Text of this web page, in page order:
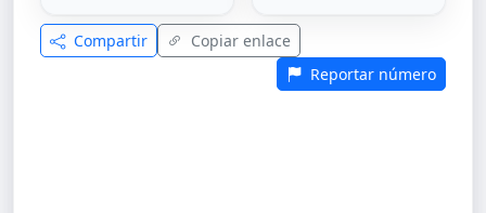
Compartir
Copiar enlace
Reportar número